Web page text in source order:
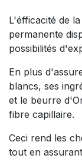
L'éfficacité de
permanente
possibilités
En plus
blancs, ses
et le beurre
fibre capillaire.
Ceci rend les
tout en